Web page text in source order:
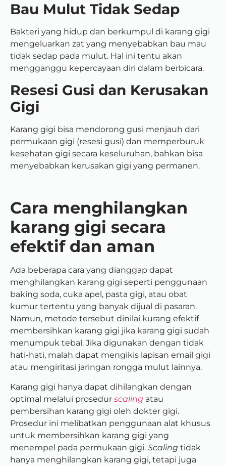
Bau Mulut Tidak Sedap
Bakteri yang hidup dan berkumpul di karang gigi
mengeluarkan zat yang menyebabkan bau mau
tidak sedap pada mulut. Hal ini tentu akan
mengganggu kepercayaan diri dalam berbicara.
Resesi Gusi dan Kerusakan
Gigi
Karang gigi bisa mendorong gusi menjauh dari
permukaan gigi (resesi gusi) dan memperburuk
kesehatan gigi secara keseluruhan, bahkan bisa
menyebabkan kerusakan gigi yang permanen.
Cara menghilangkan
karang gigi secara
efektif dan aman
Ada beberapa cara yang dianggap dapat
menghilangkan karang gigi seperti penggunaan
baking soda, cuka apel, pasta gigi, atau obat
kumur tertentu yang banyak dijual di pasaran.
Namun, metode tersebut dinilai kurang efektif
membersihkan karang gigi jika karang gigi sudah
menumpuk tebal. Jika digunakan dengan tidak
hati-hati, malah dapat mengikis lapisan email gigi
atau mengiritasi jaringan rongga mulut lainnya.
Karang gigi hanya dapat dihilangkan dengan
optimal melalui prosedur scaling atau
pembersihan karang gigi oleh dokter gigi.
Prosedur ini melibatkan penggunaan alat khusus
untuk membersihkan karang gigi yang
menempel pada permukaan gigi. Scaling tidak
hanya menghilangkan karang gigi, tetapi juga